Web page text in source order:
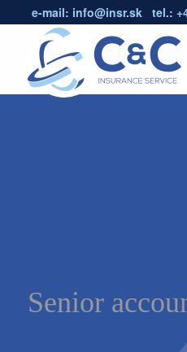
e-mail: info@insr.sktel.:
Senior